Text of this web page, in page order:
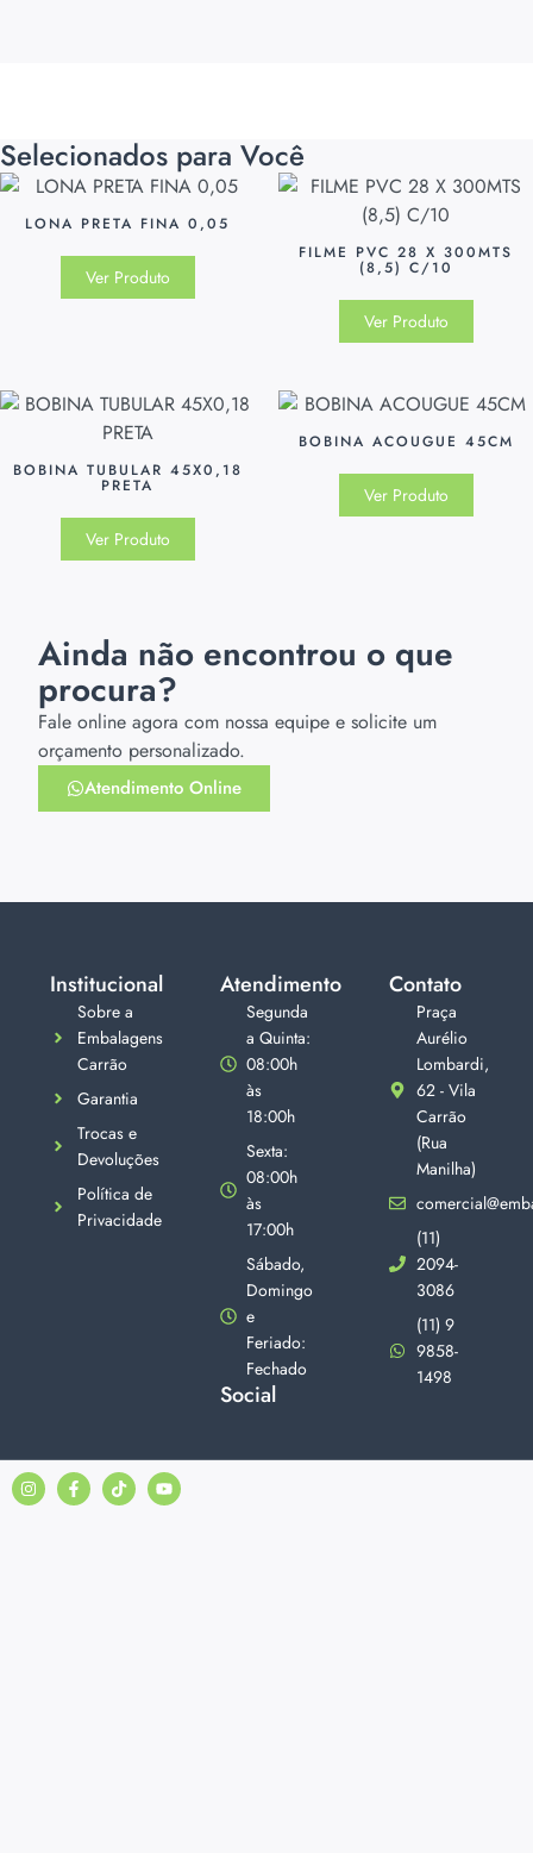
Selecionados para Você
LONA PRETA FINA 0,05
Ver Produto
FILME PVC 28 X 300MTS
(8,5) C/10
Ver Produto
BOBINA TUBULAR 45X0,18
PRETA
Ver Produto
BOBINA ACOUGUE 45CM
Ver Produto
Ainda não encontrou o que
procura?
Fale online agora com nossa equipe e solicite um
orçamento personalizado.
Atendimento Online
Institucional
Sobre a
Embalagens
Carrão
Garantia
Trocas e
Devoluções
Política de
Privacidade
Atendimento
Segunda
a Quinta:
08:00h
às
18:00h
Sexta:
08:00h
às
17:00h
Sábado,
Domingo
e
Feriado:
Fechado
Social
Contato
Praça
Aurélio
Lombardi,
62 - Vila
Carrão
(Rua
Manilha)
(11)
2094-
3086
(11) 9
9858-
1498